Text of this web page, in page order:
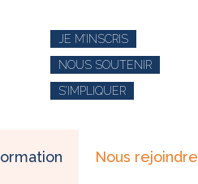
JE M’INSCRIS
NOUS SOUTENIR
S’IMPLIQUER
Nous rejoindre